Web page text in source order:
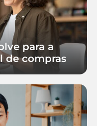
para a
de compras